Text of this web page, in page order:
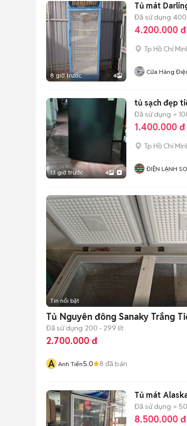
8 giờ trước 4
Tủ mát
Đã sử dụng
4.200.000 đ
Tp Hồ Chí
Cửa Hàng
13 giờ trước 4
tủ sạch đẹp
Đã sử dụng <
1.400.000 đ
Tp Hồ Chí
ĐIỆN LẠNH
Tin nổi bật
Tủ Nguyên đông Sanaky Trắng
Đã sử dụng 200 - 299 lít
2.700.000 đ
A Anh Tiến5.0 8 đã bán
Tủ mát
Đã sử dụng >
8.500.000 đ